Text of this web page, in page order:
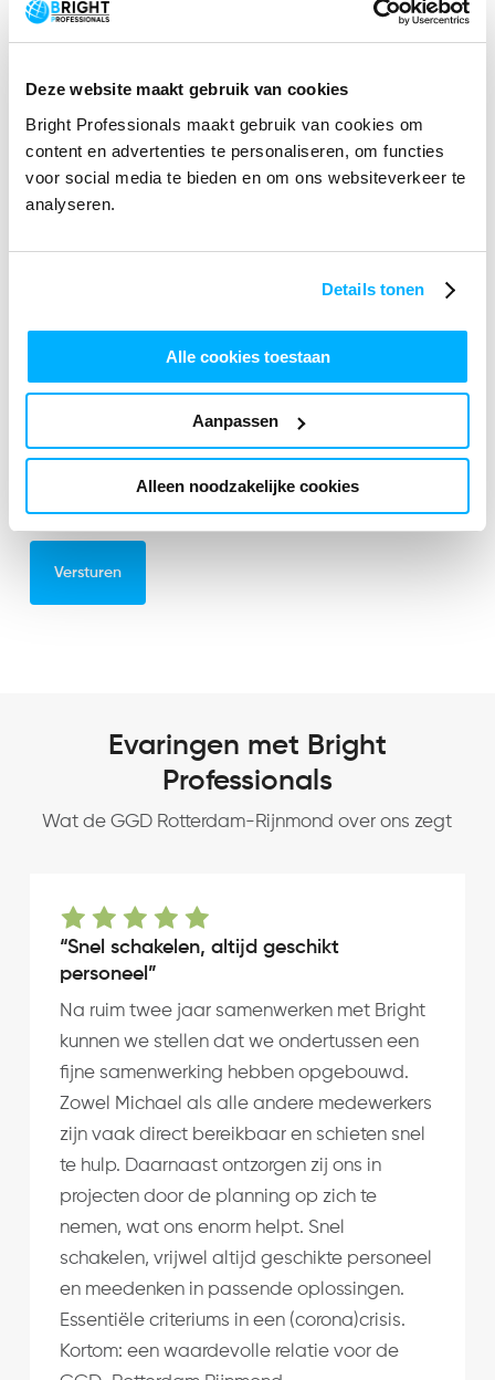
Deze website maakt gebruik van cookies
Bright Professionals maakt gebruik van cookies om
content en advertenties te personaliseren, om functies
voor social media te bieden en om ons websiteverkeer te
analyseren.
Details tonen
Alle cookies toestaan
Aanpassen
Alleen noodzakelijke cookies
E-mailadres
Telefoonnummer
Jouw vraag
Wij gebruiken jouw persoonsgegevens alleen voor
jouw vraag. Lees hetprivacybeleidvoor meer
Evaringen met Bright
Professionals
Wat de GGD Rotterdam-Rijnmond over ons zegt
“Snel schakelen, altijd geschikt
personeel”
Na ruim twee jaar samenwerken met Bright
kunnen we stellen dat we ondertussen een
fijne samenwerking hebben opgebouwd.
Zowel Michael als alle andere medewerkers
zijn vaak direct bereikbaar en schieten snel
te hulp. Daarnaast ontzorgen zij ons in
projecten door de planning op zich te
nemen, wat ons enorm helpt. Snel
schakelen, vrijwel altijd geschikte personeel
en meedenken in passende oplossingen.
Essentiële criteriums in een (corona)crisis.
Kortom: een waardevolle relatie voor de